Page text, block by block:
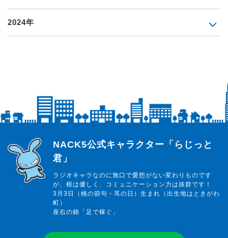
2024年
らじっと君
NACK5公式キャラクター「らじっと
君」
ラジオキャラなのに無口で愛想がない変わりものです
が、根は優しく、コミュニケーション力は抜群です！
3月3日（桃の節句・耳の日）生まれ（出生地はときがわ
町）
座右の銘「足で稼ぐ」